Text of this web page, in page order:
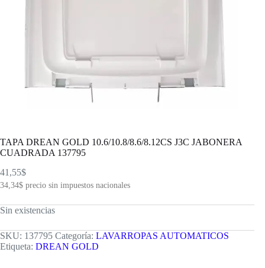
TAPA DREAN GOLD 10.6/10.8/8.6/8.12CS J3C JABONERA
CUADRADA 137795
41,55$
34,34$ precio sin impuestos nacionales
Sin existencias
SKU: 137795 Categoría: LAVARROPAS AUTOMATICOS
Etiqueta: DREAN GOLD